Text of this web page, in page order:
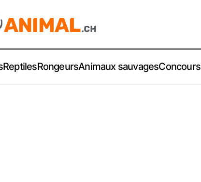
ReptilesRongeursAnimaux sauvagesConcours